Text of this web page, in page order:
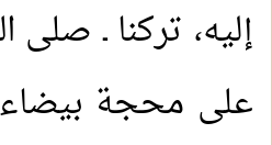
إليه، تركنا ـ صلى
على محجة بيضاء،